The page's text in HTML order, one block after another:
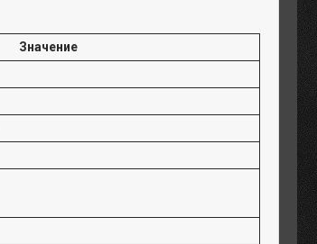
Значение